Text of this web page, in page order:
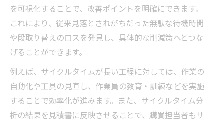
を可視化することで、改善ポイントを明確にできます。
これにより、従来見落とされがちだった無駄な待機時間
や段取り替えのロスを発見し、具体的な削減策へとつな
げることができます。
例えば、サイクルタイムが長い工程に対しては、作業の
自動化や工具の見直し、作業員の教育・訓練などを実施
することで効率化が進みます。また、サイクルタイム分
析の結果を見積書に反映させることで、購買担当者もサ